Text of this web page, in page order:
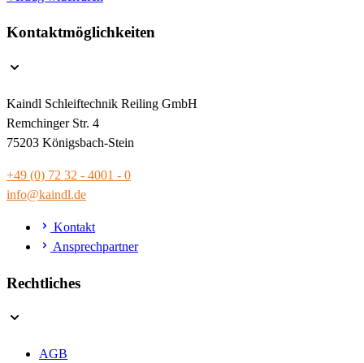
Kontaktmöglichkeiten
Kaindl Schleiftechnik Reiling GmbH
Remchinger Str. 4
75203 Königsbach-Stein
+49 (0) 72 32 - 4001 - 0
info@kaindl.de
Kontakt
Ansprechpartner
Rechtliches
AGB